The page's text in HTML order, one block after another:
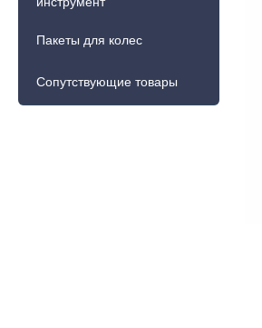
Пакеты для колес
Сопутствующие товары